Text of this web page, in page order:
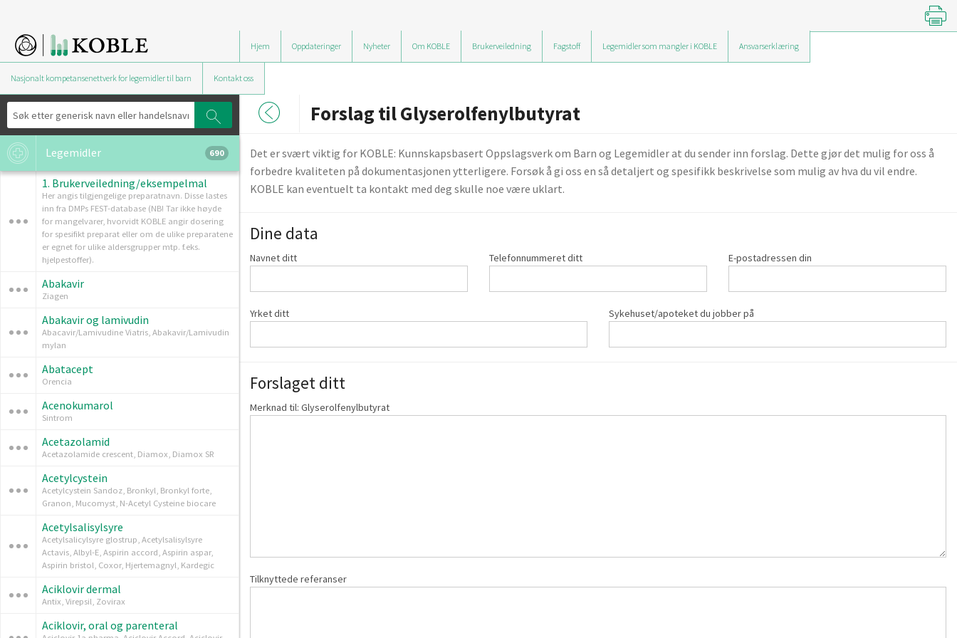
Hjem Oppdateringer Nyheter Om KOBLE Brukerveiledning Fagstoff Legemidler som mangler i KOBLE Ansvarserklæring
Nasjonalt kompetansenettverk for legemidler til barn Kontakt oss
Legemidler 690
1. Brukerveiledning/eksempelmal
Her angis tilgjengelige preparatnavn. Disse lastes
inn fra DMPs FEST-database (NB! Tar ikke høyde
for mangelvarer, hvorvidt KOBLE angir dosering
for spesifikt preparat eller om de ulike preparatene
er egnet for ulike aldersgrupper mtp. f.eks.
hjelpestoffer).
Abakavir
Ziagen
Abakavir og lamivudin
Abacavir/Lamivudine Viatris, Abakavir/Lamivudin
mylan
Abatacept
Orencia
Acenokumarol
Sintrom
Acetazolamid
Acetazolamide crescent, Diamox, Diamox SR
Acetylcystein
Acetylcystein Sandoz, Bronkyl, Bronkyl forte,
Granon, Mucomyst, N-Acetyl Cysteine biocare
Acetylsalisylsyre
Acetylsalicylsyre glostrup, Acetylsalisylsyre
Actavis, Albyl-E, Aspirin accord, Aspirin aspar,
Aspirin bristol, Coxor, Hjertemagnyl, Kardegic
Aciklovir dermal
Antix, Virepsil, Zovirax
Aciklovir, oral og parenteral
Forslag til Glyserolfenylbutyrat
Det er svært viktig for KOBLE: Kunnskapsbasert Oppslagsverk om Barn og Legemidler at du sender inn forslag. Dette gjør det mulig for oss å
forbedre kvaliteten på dokumentasjonen ytterligere. Forsøk å gi oss en så detaljert og spesifikk beskrivelse som mulig av hva du vil endre.
KOBLE kan eventuelt ta kontakt med deg skulle noe være uklart.
Dine data
Navnet ditt Telefonnummeret ditt E-postadressen din
Yrket ditt Sykehuset/apoteket du jobber på
Forslaget ditt
Merknad til: Glyserolfenylbutyrat
Tilknyttede referanser